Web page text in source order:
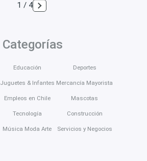
1 / 4
Categorías
Educación
Juguetes & Infantes
Empleos en Chile
Tecnología
Música Moda Arte
Deportes
Mercancía Mayorista
Mascotas
Construcción
Servicios y Negocios